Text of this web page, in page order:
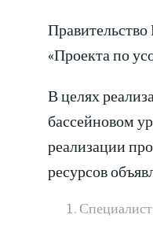
«Проекта по
В целях
бассейновом
реализации
ресурсов